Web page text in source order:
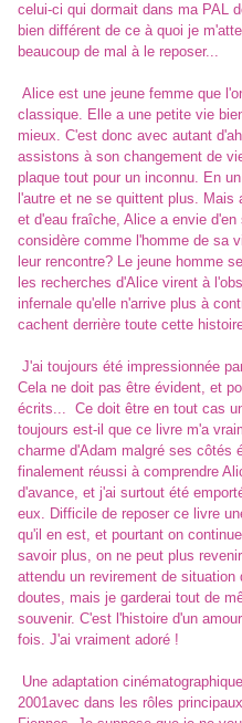
celui-ci qui dormait dans ma PAL
bien différent de ce à quoi je
beaucoup de mal à le reposer...
Alice est une jeune femme que
classique. Elle a une petite vie
mieux. C'est donc avec autant
assistons à son changement de
plaque tout pour un inconnu. En
l'autre et ne se quittent plus.
et d'eau fraîche, Alice a envie
considère comme l'homme de sa
leur rencontre? Le jeune homme
les recherches d'Alice virent à
infernale qu'elle n'arrive plus à
cachent derrière toute cette
J'ai toujours été impressionnée
Cela ne doit pas être évident, et
écrits... Ce doit être en tout cas
toujours est-il que ce livre m'a
charme d'Adam malgré ses côtés
finalement réussi à comprendre
d'avance, et j'ai surtout été
eux. Difficile de reposer ce livre
qu'il en est, et pourtant on
savoir plus, on ne peut plus
attendu un revirement de
doutes, mais je garderai tout de
souvenir. C'est l'histoire d'un
fois. J'ai vraiment adoré !
Une adaptation
2001avec dans les rôles principaux